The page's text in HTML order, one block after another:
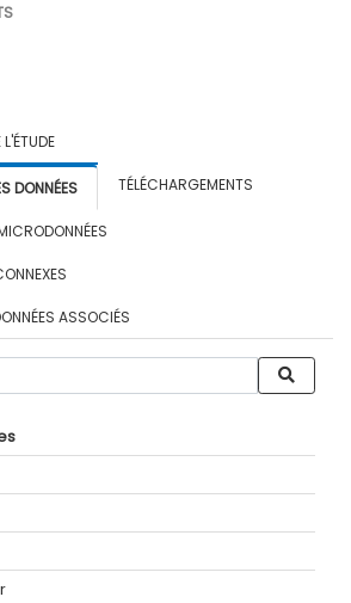
DONNÉES TÉLÉCHARGEMENTS
ASSOCIÉS